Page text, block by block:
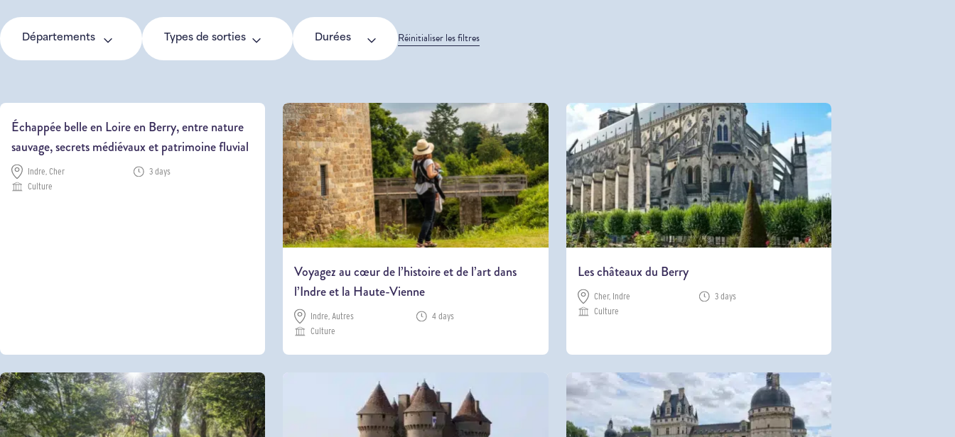
Départements Types de sorties Durées Réinitialiser les filtres
Échappée belle en Loire en Berry, entre nature
sauvage, secrets médiévaux et patrimoine fluvial
Indre, Cher
3 days
Culture
Voyagez au cœur de l’histoire et de l’art dans
l’Indre et la Haute-Vienne
Indre, Autres
4 days
Culture
Les châteaux du Berry
Cher, Indre
3 days
Culture